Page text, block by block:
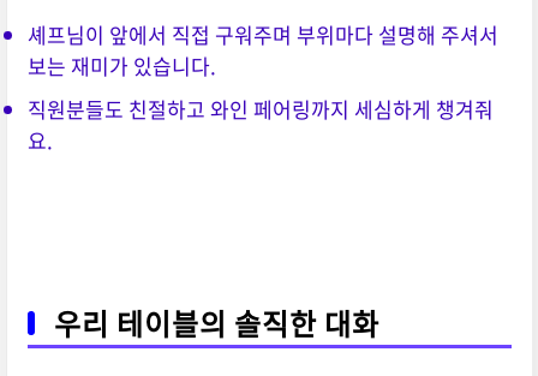
셰프님이 앞에서 직접 구워주며 부위마다 설명해 주셔서
보는 재미가 있습니다.
직원분들도 친절하고 와인 페어링까지 세심하게 챙겨줘
요.
우리 테이블의 솔직한 대화